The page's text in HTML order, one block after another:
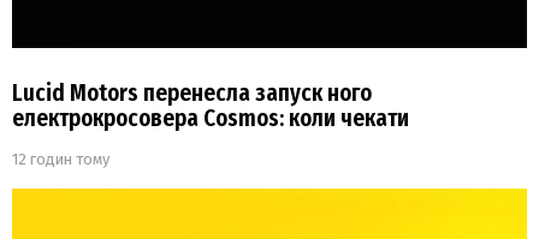
Lucid Motors перенесла запуск ного
електрокросовера Cosmos: коли чекати
12 годин тому